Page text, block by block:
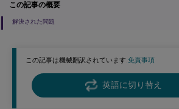
この記事は機械翻訳されています.免責事項
英語に切り替え
この記事の概要
解決された問題